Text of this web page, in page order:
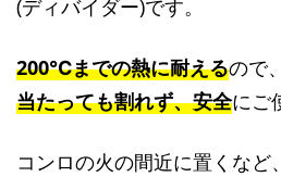
(ディバイダー)です。
200℃までの熱に耐えるので、
当たっても割れず、安全にご
コンロの火の間近に置くな